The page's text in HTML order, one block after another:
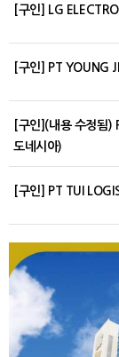
[구인] LG
[구인] PT YOUNG
[구인](내용 수정됨)
도네시아)
[구인] PT TUI